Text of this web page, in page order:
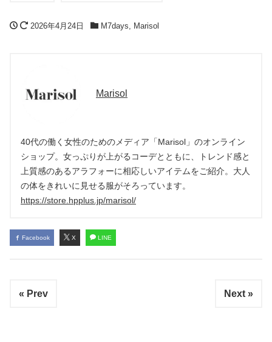
2026年4月24日 M7days, Marisol
Marisol
40代の働く女性のためのメディア「Marisol」のオンライン
ショップ。女っぷりが上がるコーデとともに、トレンド感と
上質感のあるアラフォーに相応しいアイテムをご紹介。大人
の体をきれいに見せる服がそろっています。
https://store.hpplus.jp/marisol/
Facebook X LINE
« Prev Next »